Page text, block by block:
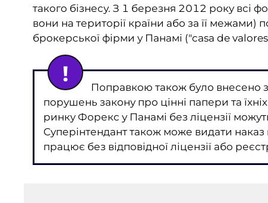
такого бізнесу. З 1 березня 2012 року всі
вони на території країни або за її межами)
брокерської фірми у Панамі ("casa de
Поправкою також було внесено
порушень закону про цінні папери та
ринку Форекс у Панамі без ліцензії
Суперінтендант також може видати
працює без відповідної ліцензії або